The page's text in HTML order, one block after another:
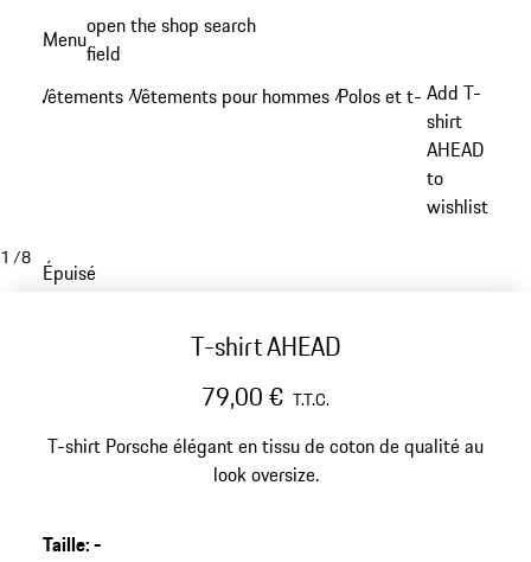
principal
Menuopen the shop search
field
Vêtements /Vêtements pour hommes /Polos et t-shirts/
Add T-
shirt
AHEAD
to
wishlist
1 /8
Épuisé
T-shirt AHEAD
79,00 € T.T.C.
T-shirt Porsche élégant en tissu de coton de qualité au
look oversize.
Taille:-